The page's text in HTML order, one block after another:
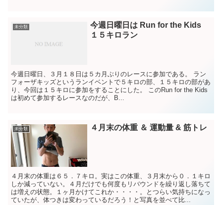
未分類
今週日曜日は Run for the Kids
１５キロラン
今週日曜日、３月１８日は５カ月ぶりのレースに参加である。 ラン
フォーザキッズというランイベントで５キロの部、１５キロの部があ
り、今回は１５キロに参加をすることにした。 このRun for the Kids
は初めて参加するレースなのだが、B...
未分類 ４月末の体重 ＆ 運動量 & 筋トレ
４月末の体重は６５．７キロ。実はこの体重、３月末から０．１キロ
しか減っていない。４月だけでも何度もリバウンドを繰り返し落ちて
は増えの状態。１ヶ月かけてこれか・・・・。とつらい気持ちになっ
ていたが、体つきは変わっているだろう！と写真を並べて比...